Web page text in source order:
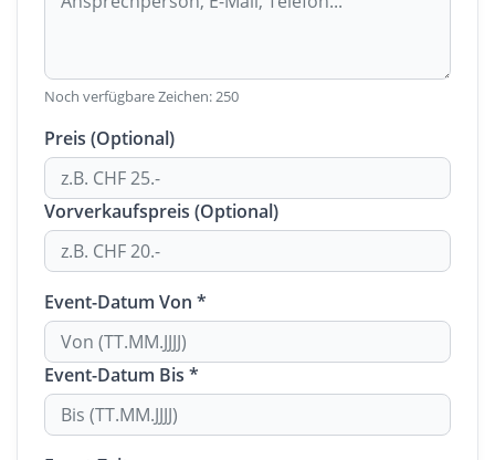
Noch verfügbare Zeichen:250
Preis (Optional)
Vorverkaufspreis (Optional)
Event-Datum Von *
Event-Datum Bis *